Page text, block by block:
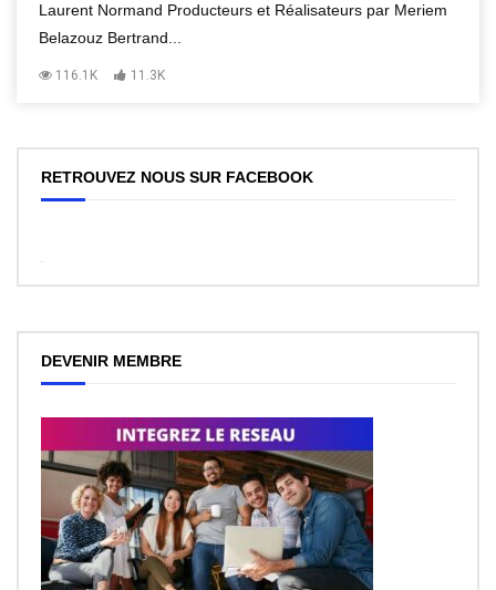
Laurent Normand Producteurs et Réalisateurs par Meriem
Belazouz Bertrand...
116.1K 11.3K
RETROUVEZ NOUS SUR FACEBOOK
DEVENIR MEMBRE